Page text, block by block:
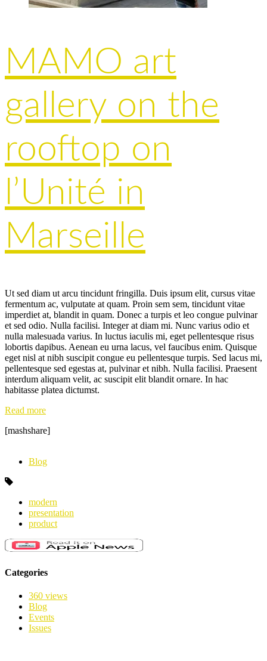
MAMO art
gallery on the
rooftop on
l’Unité in
Marseille
Ut sed diam ut arcu tincidunt fringilla. Duis ipsum elit, cursus vitae
fermentum ac, vulputate at quam. Proin sem sem, tincidunt vitae
imperdiet at, blandit in quam. Donec a turpis et leo congue pulvinar
et sed odio. Nulla facilisi. Integer at diam mi. Nunc varius odio et
nulla malesuada varius. In luctus iaculis mi, eget pellentesque risus
lobortis dapibus. Aenean eu urna lacus, vel faucibus enim. Quisque
eget nisl at nibh suscipit congue eu pellentesque turpis. Sed lacus mi,
pellentesque sed egestas at, pulvinar et nibh. Nulla facilisi. Praesent
interdum aliquam velit, ac suscipit elit blandit ornare. In hac
habitasse platea dictumst.
Read more
[mashshare]
Blog
modern
presentation
product
Categories
360 views
Blog
Events
Issues